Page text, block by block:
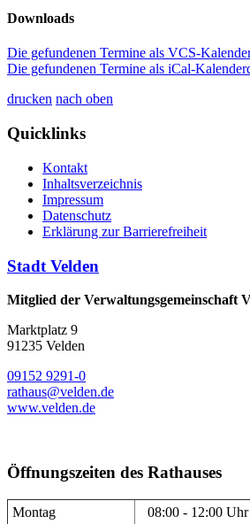
Downloads
Die gefundenen Termine als VCS-
Die gefundenen Termine als iCal-
drucken nach oben
Quicklinks
Kontakt
Inhaltsverzeichnis
Impressum
Datenschutz
Erklärung zur Barrierefreiheit
Stadt Velden
Mitglied der Verwaltungsgemeinschaft
Marktplatz 9
91235 Velden
09152 9291-0
rathaus@velden.de
www.velden.de
Öffnungszeiten des Rathauses
Montag 08:00 - 12:00 Uhr